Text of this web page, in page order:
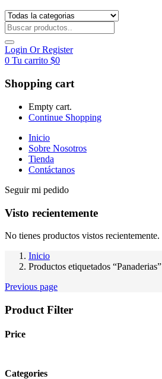
Login Or Register
0 Tu carrito $0
Shopping cart
Empty cart.
Continue Shopping
Inicio
Sobre Nosotros
Tienda
Contáctanos
Seguir mi pedido
Visto recientemente
No tienes productos vistos recientemente.
Inicio
Productos etiquetados “Panaderias”
Previous page
Product Filter
Price
Categories